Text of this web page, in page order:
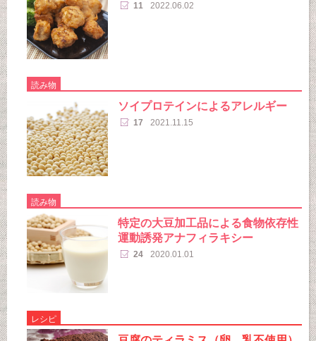
11 2022.06.02
読み物
ソイプロテインによるアレルギー
17 2021.11.15
読み物
特定の大豆加工品による食物依存性
運動誘発アナフィラキシー
24 2020.01.01
レシピ